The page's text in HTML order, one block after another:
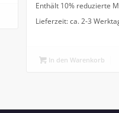
Enthält 10% reduzierte
Lieferzeit: ca. 2-3
In den Warenkorb